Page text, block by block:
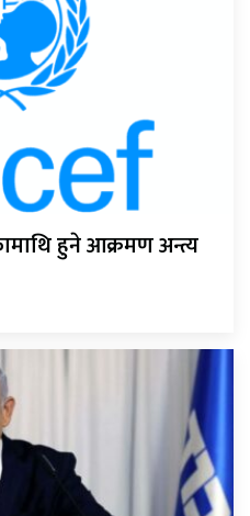
हुने आक्रमण अन्त्य